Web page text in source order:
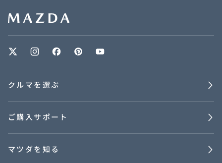
クルマを選ぶ
ご購入サポート
マツダを知る